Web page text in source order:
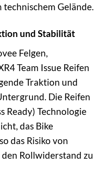
Gelände.
und Stabilität
Felgen,
Team Issue Reifen
Traktion und
Die Reifen
Ready) Technologie
das Bike
das Risiko von
Rollwiderstand zu